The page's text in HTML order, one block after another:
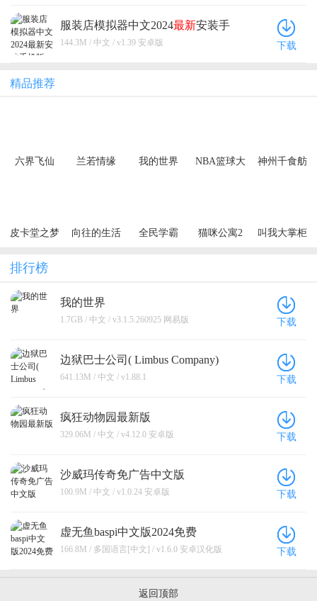
服装店模拟器中文2024最新安装手
机版
144.3M / 中文 / v1.39 安卓版 下载
精品推荐
六界飞仙
兰若情缘
我的世界
NBA篮球大
神州千食舫
皮卡堂之梦
向往的生活 全民学霸 猫咪公寓2 叫我大掌柜
排行榜
我的世界
1.7GB / 中文 / v3.1.5.260925 网易版 下载
边狱巴士公司( Limbus Company)
641.13M / 中文 / v1.88.1 下载
疯狂动物园最新版
329.06M / 中文 / v4.12.0 安卓版 下载
沙威玛传奇免广告中文版
100.9M / 中文 / v1.0.24 安卓版 下载
虚无鱼baspi中文版2024免费
166.8M / 多国语言[中文] / v1.6.0 安卓汉化版 下载
返回顶部